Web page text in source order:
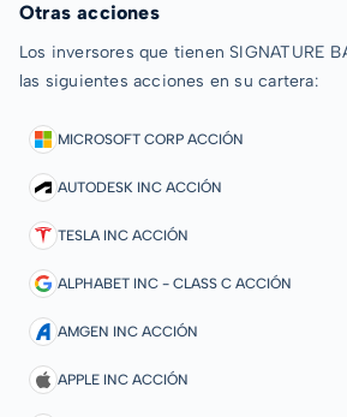
Otras acciones
Los inversores que tienen SIGNATURE
las siguientes acciones en su cartera:
MICROSOFT CORP ACCIÓN
AUTODESK INC ACCIÓN
TESLA INC ACCIÓN
ALPHABET INC - CLASS C ACCIÓN
AMGEN INC ACCIÓN
APPLE INC ACCIÓN